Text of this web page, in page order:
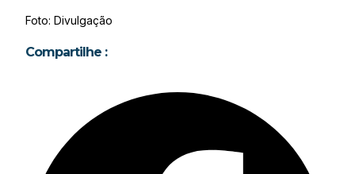
Foto: Divulgação
Compartilhe :